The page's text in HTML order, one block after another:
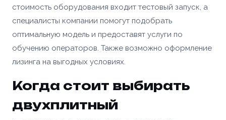
стоимость оборудования входит тестовый запуск, а
специалисты компании помогут подобрать
оптимальную модель и предоставят услуги по
обучению операторов. Также возможно оформление
лизинга на выгодных условиях.
Когда стоит выбирать
двухплитный
Согласен с условиямиполитики
конфиденциальностииправилами обработки
📎 Прикрепить реквизиты
Заказать
Согласен с условиямиполитики
конфиденциальностииправилами обработки
персональных данных
Отправить заявку
персональных данных
Отправить заявку